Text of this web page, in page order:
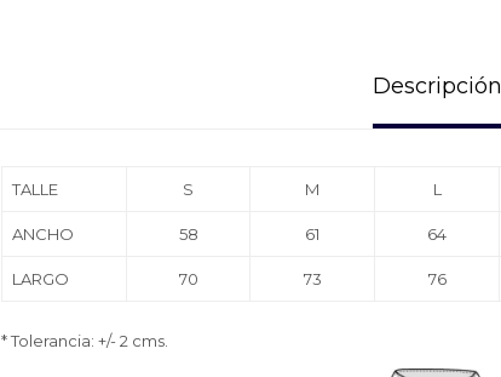
Descripción
TALLE S M L
ANCHO 58 61 64
LARGO 70 73 76
* Tolerancia: +/- 2 cms.